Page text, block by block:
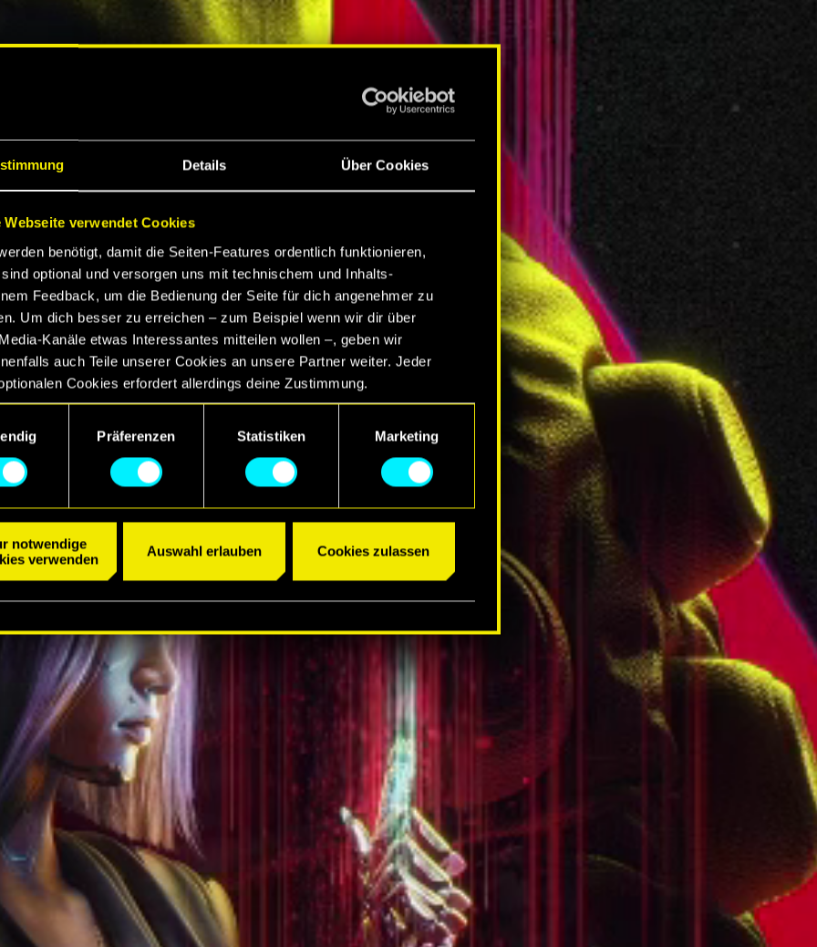
Details Über Cookies
Webseite verwendet Cookies
benötigt, damit die Seiten-Features ordentlich funktionieren,
optional und versorgen uns mit technischem und Inhalts-
Feedback, um die Bedienung der Seite für dich angenehmer zu
Um dich besser zu erreichen – zum Beispiel wenn wir dir über
Kanäle etwas Interessantes mitteilen wollen –, geben wir
auch Teile unserer Cookies an unsere Partner weiter. Jeder
Cookies erfordert allerdings deine Zustimmung.
wo du, falls gewünscht, auch alle Einstellungen rund um das
Cookies ändern kannst.
Präferenzen Statistiken Marketing
notwendige
verwenden
Auswahl erlauben Cookies zulassen